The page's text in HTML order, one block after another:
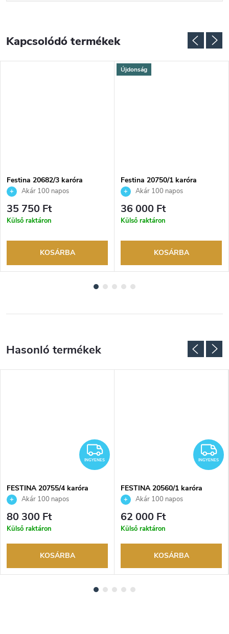
Kapcsolódó termékek
Festina 20682/3 karóra
Akár 100 napos
visszaküldési lehetőség. Hivatalos
márkakereskedő.
35 750 Ft
Külső raktáron
KOSÁRBA
Újdonság
Festina 20750/1 karóra
Akár 100 napos
visszaküldési lehetőség. Hivatalos
márkakereskedő.
36 000 Ft
Külső raktáron
KOSÁRBA
INGYENES
INGYENES
FESTINA 20755/4 karóra
Akár 100 napos
visszaküldési lehetőség. Hivatalos
márkakereskedő.
80 300 Ft
Külső raktáron
KOSÁRBA
INGYENES
FESTINA 20560/1 karóra
Akár 100 napos
visszaküldési lehetőség. Hivatalos
márkakereskedő.
62 000 Ft
Külső raktáron
KOSÁRBA